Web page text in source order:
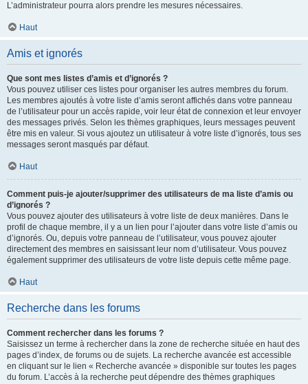
L’administrateur pourra alors prendre les mesures nécessaires.
Haut
Amis et ignorés
Que sont mes listes d’amis et d’ignorés ?
Vous pouvez utiliser ces listes pour organiser les autres membres du forum.
Les membres ajoutés à votre liste d’amis seront affichés dans votre panneau
de l’utilisateur pour un accès rapide, voir leur état de connexion et leur envoyer
des messages privés. Selon les thèmes graphiques, leurs messages peuvent
être mis en valeur. Si vous ajoutez un utilisateur à votre liste d’ignorés, tous ses
messages seront masqués par défaut.
Haut
Comment puis-je ajouter/supprimer des utilisateurs de ma liste d’amis ou
d’ignorés ?
Vous pouvez ajouter des utilisateurs à votre liste de deux manières. Dans le
profil de chaque membre, il y a un lien pour l’ajouter dans votre liste d’amis ou
d’ignorés. Ou, depuis votre panneau de l’utilisateur, vous pouvez ajouter
directement des membres en saisissant leur nom d’utilisateur. Vous pouvez
également supprimer des utilisateurs de votre liste depuis cette même page.
Haut
Recherche dans les forums
Comment rechercher dans les forums ?
Saisissez un terme à rechercher dans la zone de recherche située en haut des
pages d’index, de forums ou de sujets. La recherche avancée est accessible
en cliquant sur le lien « Recherche avancée » disponible sur toutes les pages
du forum. L’accès à la recherche peut dépendre des thèmes graphiques